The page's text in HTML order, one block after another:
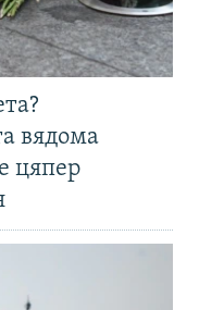
вядома
цяпер